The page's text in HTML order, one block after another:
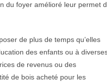
du foyer amélioré leur permet
de plus de temps qu’elles
des enfants ou à
de revenus ou des
de bois acheté pour les